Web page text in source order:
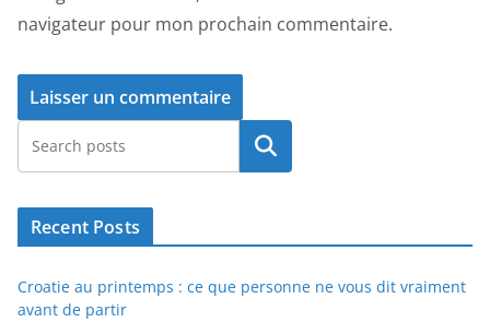
navigateur pour mon prochain commentaire.
Rechercher
Recent Posts
Croatie au printemps : ce que personne ne vous dit vraiment
avant de partir